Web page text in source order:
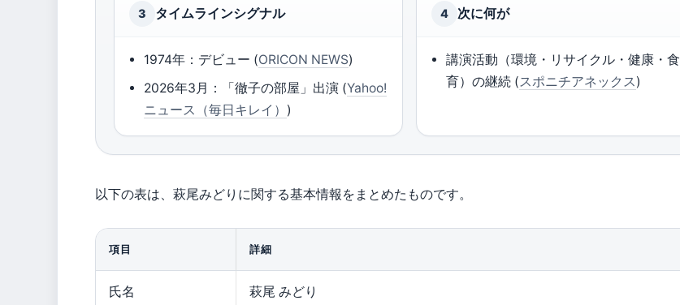
3 タイムラインシグナル
1974年：デビュー (ORICON NEWS)
2026年3月：「徹子の部屋」出演 (Yahoo!
ニュース（毎日キレイ） )
4 次に何が
講演活動（環境・リサイクル・健康・食
育）の継続 (スポニチアネックス)
以下の表は、萩尾みどりに関する基本情報をまとめたものです。
項目 詳細
氏名 萩尾 みどり